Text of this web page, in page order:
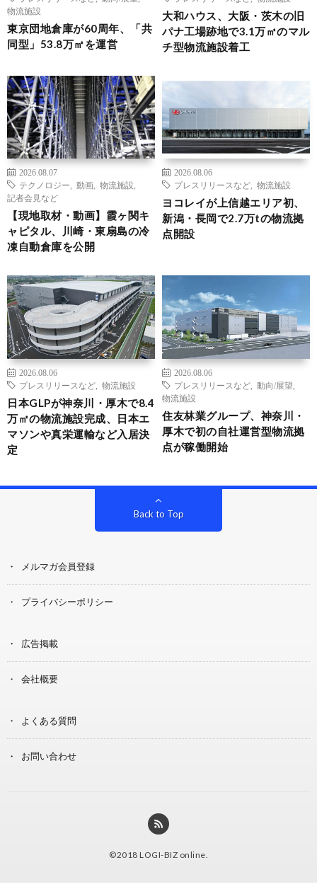
物流施設
東京団地倉庫が60周年、「共
同型」53.8万㎡を運営
大和ハウス、大阪・茨木の旧
パナ工場跡地で3.1万㎡のマル
チ型物流施設着工
2026.08.07
テクノロジー
動画 物流施設
記者会見など
【現地取材・動画】霞ヶ関キ
ャピタル、川崎・東扇島の冷
凍自動倉庫を公開
2026.08.06
プレスリリースなど
物流施設
ヨコレイが上信越エリア初、
新潟・長岡で2.7万tの物流拠
点開設
2026.08.06
プレスリリースなど
物流施設
日本GLPが神奈川・厚木で8.4
万㎡の物流施設完成、日本エ
マソンや真栄運輸など入居決
定
2026.08.06
プレスリリースなど
動向/展望
物流施設
住友林業グループ、神奈川・
厚木で初の自社運営型物流拠
点が稼働開始
Back to Top
メルマガ会員登録
プライバシーポリシー
広告掲載
会社概要
よくある質問
お問い合わせ
©2018 LOGI-BIZ online